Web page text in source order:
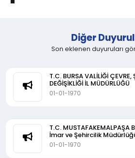
Diğer
Son eklenen duyuruları
T.C. BURSA VALİLİĞİ ÇEVRE,
DEĞİŞİKLİĞİ İL MÜDÜRLÜĞÜ
01-01-1970
T.C. MUSTAFAKEMALPAŞA
İmar ve Şehircilik
Uygulaması Askı İlanı
01-01-1970